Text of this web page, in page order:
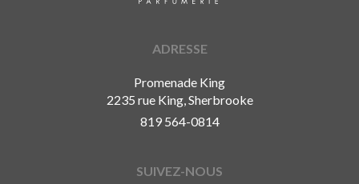
ADRESSE
Promenade King
2235 rue King, Sherbrooke
819 564-0814
SUIVEZ-NOUS